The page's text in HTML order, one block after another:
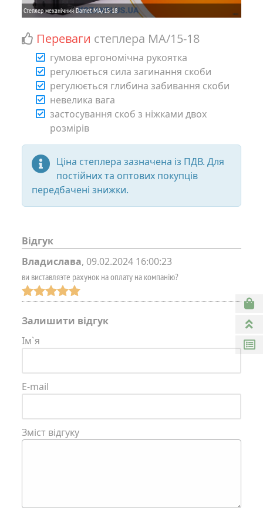
Переваги степлера MA/15-18
гумова ергономічна рукоятка
регулюється сила загинання скоби
регулюється глибина забивання скоби
невелика вага
застосування скоб з ніжками двох
розмірів
Ціна степлера зазначена із ПДВ. Для
постійних та оптових покупців
передбачені знижки.
Відгук
Владислава, 09.02.2024 16:00:23
ви виставляэте рахунок на оплату на компанію?
Залишити відгук
Ім`я
E-mail
Зміст відгуку